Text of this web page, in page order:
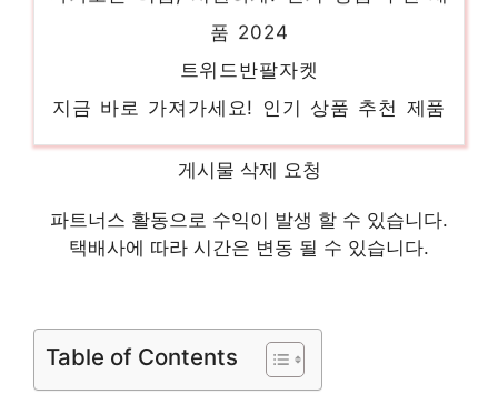
폴로반팔티
품 2024
품 2024
크롭블라우스
게시물 삭제 요청
파트너스 활동으로 수익이 발생 할 수 있습니다.
택배사에 따라 시간은 변동 될 수 있습니다.
Table of Contents